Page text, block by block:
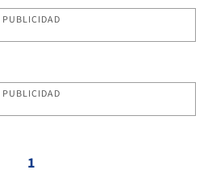
PUBLICIDAD
PUBLICIDAD
1